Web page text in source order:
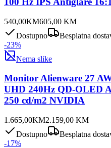
540,00KM605,00 KM
Dostupno
Besplatna
-23%
Nema slike
Monitor Alienware 27
UHD 240Hz QD-OLED
250 cd/m2 NVIDIA
1.665,00KM2.159,00 KM
Dostupno
Besplatna
-17%